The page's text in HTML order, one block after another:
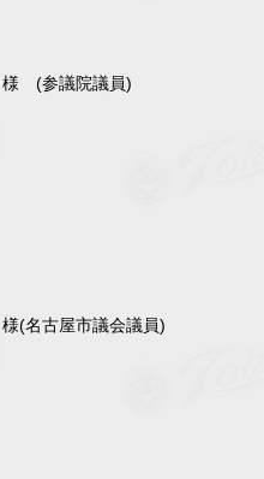
　(参議院議員)
(名古屋市議会議員)